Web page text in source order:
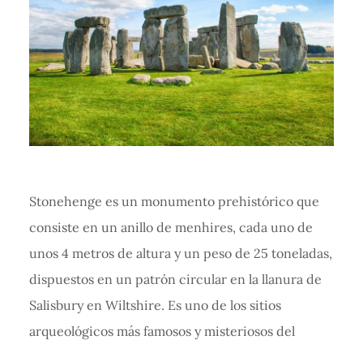
Stonehenge es un monumento prehistórico que
consiste en un anillo de menhires, cada uno de
unos 4 metros de altura y un peso de 25 toneladas,
dispuestos en un patrón circular en la llanura de
Salisbury en Wiltshire. Es uno de los sitios
arqueológicos más famosos y misteriosos del